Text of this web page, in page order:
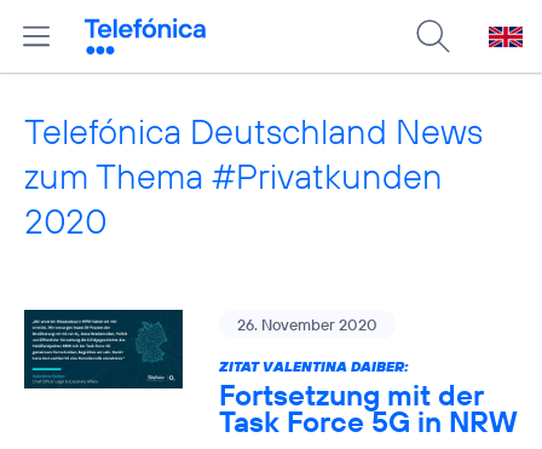
Telefónica Deutschland News
zum Thema #Privatkunden
2020
26. November 2020
ZITAT VALENTINA DAIBER:
Fortsetzung mit der
Task Force 5G in NRW